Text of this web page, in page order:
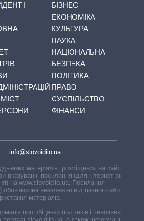
І
БІЗНЕС
ЕКОНОМІКА
КУЛЬТУРА
НАУКА
НАЦІОНАЛЬНА
БЕЗПЕКА
ПОЛІТИКА
ПРАВО
СУСПІЛЬСТВО
ФІНАНСИ
info@slovoidilo.ua
яких матеріалів, розміщених на сайті,
вказуванні посилання (для інтернет-видань
на www.slovoidilo.ua. Посилання
обов’язкове незалежно від повного або
матеріалів.
про обіцянки політиків і чиновників,
slovoidilo.ua, а також інформація про